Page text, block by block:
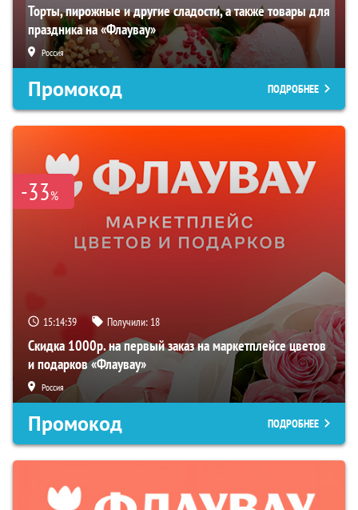
Торты, пирожные и другие сладости, а также товары для
праздника на «Флаувау»
Россия
Промокод ПОДРОБНЕЕ
-33%
15:14:38 Получили: 18
Скидка 1000р. на первый заказ на маркетплейсе цветов
и подарков «Флаувау»
Россия
Промокод ПОДРОБНЕЕ